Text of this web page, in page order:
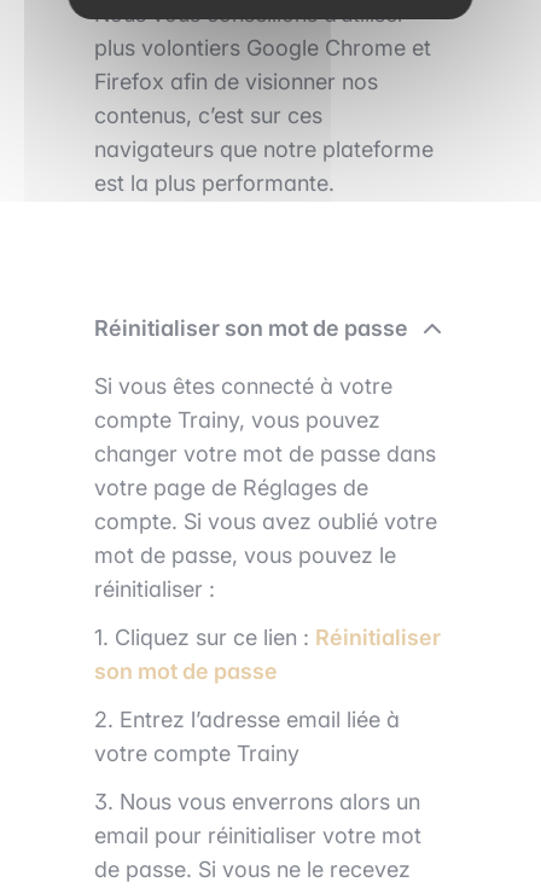
Nous vous conseillons d’utiliser
plus volontiers Google Chrome et
Firefox afin de visionner nos
contenus, c’est sur ces
navigateurs que notre plateforme
est la plus performante.
Réinitialiser son mot de passe
Si vous êtes connecté à votre
compte Trainy, vous pouvez
changer votre mot de passe dans
votre page de Réglages de
compte. Si vous avez oublié votre
mot de passe, vous pouvez le
réinitialiser :
1. Cliquez sur ce lien : Réinitialiser
son mot de passe
2. Entrez l’adresse email liée à
votre compte Trainy
3. Nous vous enverrons alors un
email pour réinitialiser votre mot
de passe. Si vous ne le recevez